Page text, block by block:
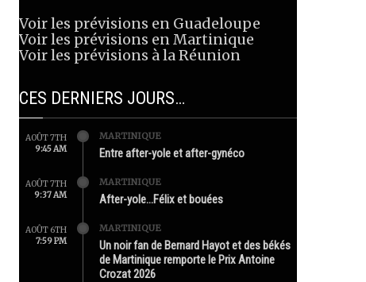
Voir les prévisions en Guadeloupe
Voir les prévisions en Martinique
Voir les prévisions à la Réunion
CES DERNIERS JOURS…
AOÛT 7TH
9:45 AM
MARTINIQUE
Entre after-yole et after-gynéco
AOÛT 7TH
9:37 AM
MARTINIQUE
After-yole…Félix et bouées
AOÛT 6TH
7:59 PM
MARTINIQUE
Un noir fan de Bernard Hayot et des békés
de Martinique remporte le Prix Antoine
Crozat 2026